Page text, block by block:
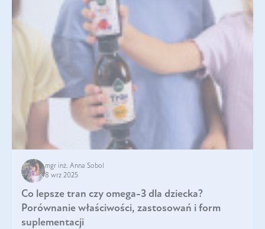
mgr inż. Anna Sobol
8 wrz 2025
Co lepsze tran czy omega-3 dla dziecka?
Porównanie właściwości, zastosowań i form
suplementacji